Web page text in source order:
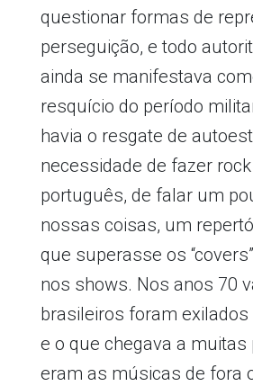
questionar formas de
perseguição, e todo
ainda se manifestava
resquício do período
havia o resgate de
necessidade de fazer
português, de falar um
nossas coisas, um
que superasse os
nos shows. Nos anos 70
brasileiros foram
e o que chegava a muitas
eram as músicas de fora